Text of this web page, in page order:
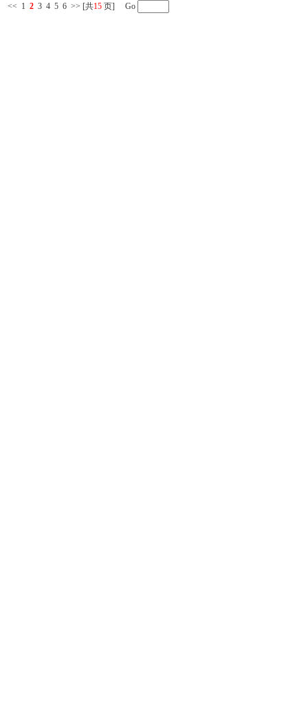
<< 1 2 3 4 5 6 >> [共15 页] Go